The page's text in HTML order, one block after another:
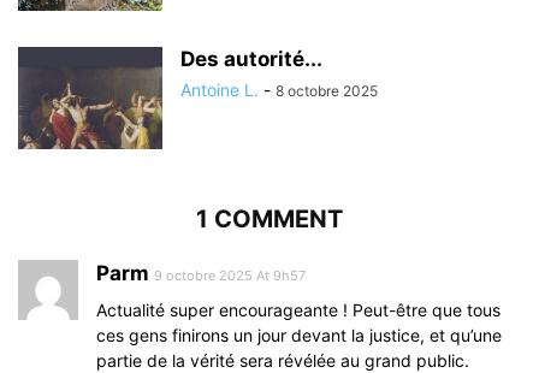
Des autorité...
Antoine L. - 8 octobre 2025
1 COMMENT
Parm 9 octobre 2025 At 9h57
Actualité super encourageante ! Peut-être que tous
ces gens finirons un jour devant la justice, et qu’une
partie de la vérité sera révélée au grand public.